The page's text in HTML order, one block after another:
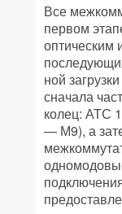
Все
первом
ной
сначала
колец: АТС
— М9), а